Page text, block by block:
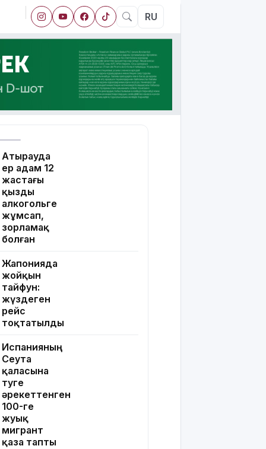
RU
Атырауда
ер адам 12
жастағы
қызды
алкогольге
жұмсап,
зорламақ
болған
Жапонияда
жойқын
тайфун:
жүздеген
рейс
тоқтатылды
Испанияның
Сеута
қаласына
өтуге
әрекеттенген
100-ге
жуық
мигрант
қаза тапты